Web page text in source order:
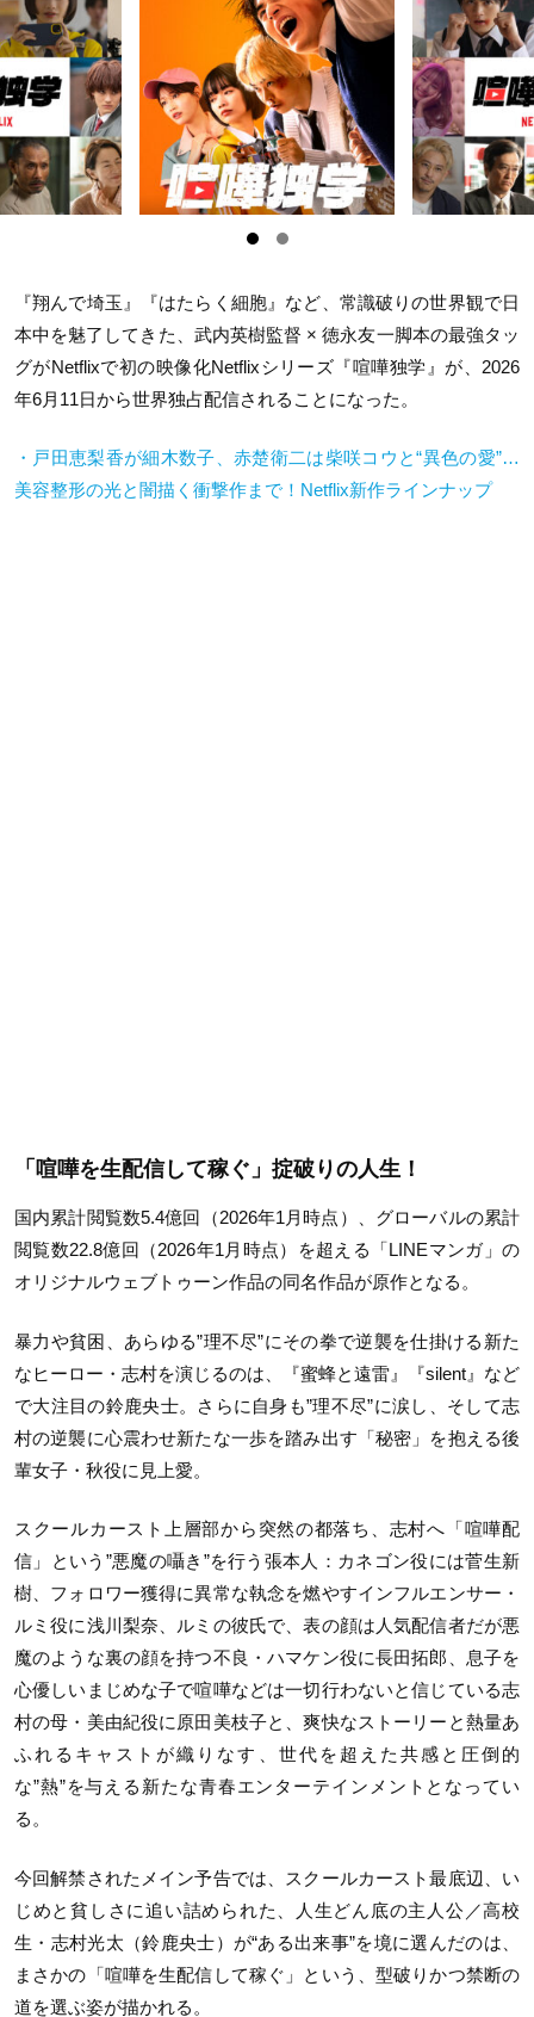
『翔んで埼玉』『はたらく細胞』など、常識破りの世界観で日
本中を魅了してきた、武内英樹監督 × 徳永友一脚本の最強タッ
グがNetflixで初の映像化Netflixシリーズ『喧嘩独学』が、2026
年6月11日から世界独占配信されることになった。
・戸田恵梨香が細木数子、赤楚衛二は柴咲コウと“異色の愛”…
美容整形の光と闇描く衝撃作まで！Netflix新作ラインナップ
「喧嘩を生配信して稼ぐ」掟破りの人生！
国内累計閲覧数5.4億回（2026年1月時点）、グローバルの累計
閲覧数22.8億回（2026年1月時点）を超える「LINEマンガ」の
オリジナルウェブトゥーン作品の同名作品が原作となる。
暴力や貧困、あらゆる”理不尽”にその拳で逆襲を仕掛ける新た
なヒーロー・志村を演じるのは、『蜜蜂と遠雷』『silent』など
で大注目の鈴鹿央士。さらに自身も”理不尽”に涙し、そして志
村の逆襲に心震わせ新たな一歩を踏み出す「秘密」を抱える後
輩女子・秋役に見上愛。
スクールカースト上層部から突然の都落ち、志村へ「喧嘩配
信」という”悪魔の囁き”を行う張本人：カネゴン役には菅生新
樹、フォロワー獲得に異常な執念を燃やすインフルエンサー・
ルミ役に浅川梨奈、ルミの彼氏で、表の顔は人気配信者だが悪
魔のような裏の顔を持つ不良・ハマケン役に長田拓郎、息子を
心優しいまじめな子で喧嘩などは一切行わないと信じている志
村の母・美由紀役に原田美枝子と、爽快なストーリーと熱量あ
ふれるキャストが織りなす、世代を超えた共感と圧倒的
な”熱”を与える新たな青春エンターテインメントとなってい
る。
今回解禁されたメイン予告では、スクールカースト最底辺、い
じめと貧しさに追い詰められた、人生どん底の主人公／高校
生・志村光太（鈴鹿央士）が“ある出来事”を境に選んだのは、
まさかの「喧嘩を生配信して稼ぐ」という、型破りかつ禁断の
道を選ぶ姿が描かれる。